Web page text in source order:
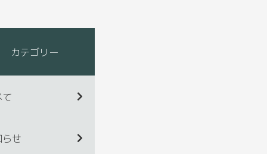
カテゴリー
せ